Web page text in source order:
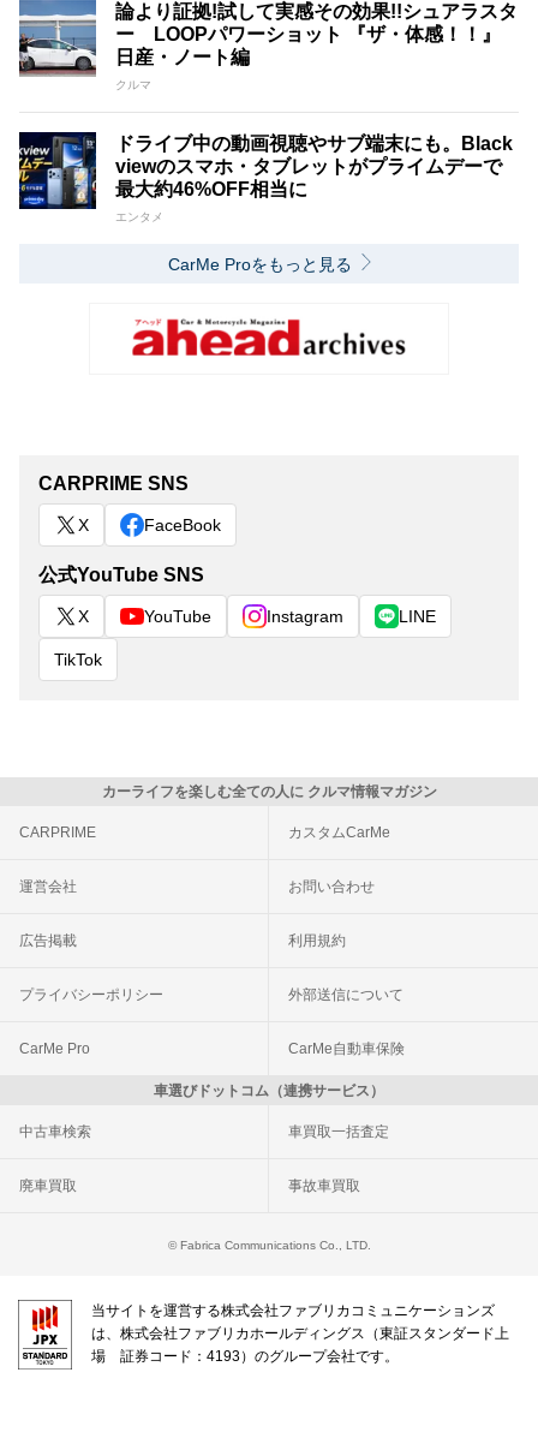
論より証拠!試して実感その効果!!シュアラスタ
ー LOOPパワーショット 『ザ・体感！！』
日産・ノート編
クルマ
ドライブ中の動画視聴やサブ端末にも。Black
viewのスマホ・タブレットがプライムデーで
最大約46%OFF相当に
エンタメ
CarMe Proをもっと見る
CARPRIME SNS
X FaceBook
公式YouTube SNS
X YouTube Instagram LINE
TikTok
カーライフを楽しむ全ての人に クルマ情報マガジン
CARPRIME カスタムCarMe
運営会社 お問い合わせ
広告掲載 利用規約
プライバシーポリシー 外部送信について
CarMe Pro CarMe自動車保険
車選びドットコム（連携サービス）
中古車検索 車買取一括査定
廃車買取 事故車買取
© Fabrica Communications Co., LTD.
当サイトを運営する株式会社ファブリカコミュニケーションズ
は、株式会社ファブリカホールディングス（東証スタンダード上
場 証券コード：4193）のグループ会社です。